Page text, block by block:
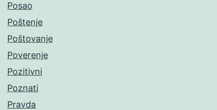
Posao
Poštenje
Poštovanje
Poverenje
Pozitivni
Poznati
Pravda